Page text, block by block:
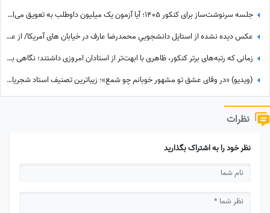
جلسه سرنوشت‌ساز برای کنکور 1405؛ آیا آزمون یک میلیون داوطلب به تعویق می‌افتد؟
عکس دیده نشده از استایل دانشجوییِ محمدرضا عارف در خیابان های آمریکا/ از عینک فریم‌درشت تا پیراهن راه‌راه با رنگ شاد
زمانی که رتبه‌های برتر کنکور، ظاهری با ابهت‌تر از استادان امروزی داشتند؛ نگاهی به تیپ و استایل رتبه‌های برتر کنکور سال 1354 + عکس
(ویدیو) «در وفای عشق تو مشهور خوبانم چو شمع»؛ زیباترین تصنیف استاد شجریان، خسرو آواز ایران با شعر حافظ/ آدم هیچوقت از گوش دادن به این صدا خسته نمیشه😍
نظرات
نظر خود را به اشتراک بگذارید